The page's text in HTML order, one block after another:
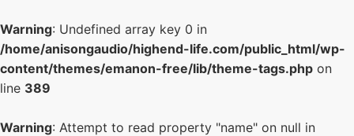
Warning: Undefined array key 0 in
/home/anisongaudio/highend-life.com/public_html/wp-
content/themes/emanon-free/lib/theme-tags.php on
line 389
Warning: Attempt to read property "name" on null in